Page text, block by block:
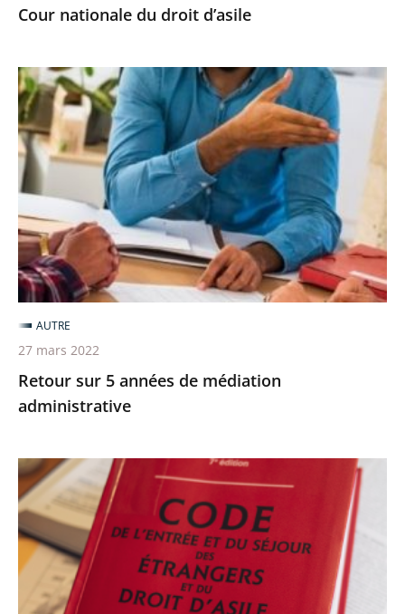
Cour nationale du droit d’asile
Retour
sur
5
années
de
médiation
administrative
Retour sur 5 années de médiation
administrative
AUTRE
27 mars 2022
Retrait
du
statut
de
réfugié
condamné